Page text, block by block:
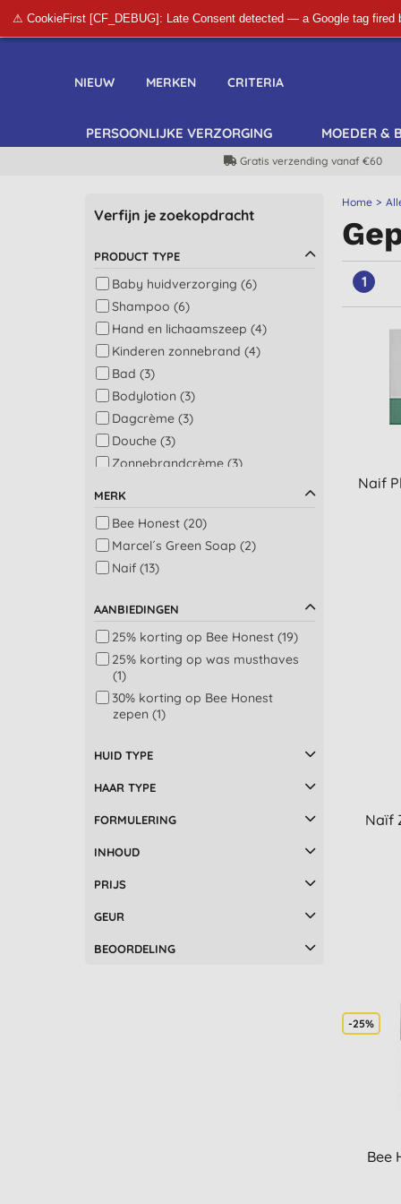
⚠ CookieFirst [CF_DEBUG]: Late Consent detected — a Google tag fired
NIEUW MERKEN CRITERIA
PERSOONLIJKE VERZORGING MOEDER &
Gratis verzending vanaf €60
Home
1
Naif
Naïf
-25%
Bee
Verfijn je zoekopdracht
PRODUCT TYPE
Baby huidverzorging (6)
Shampoo (6)
Hand en lichaamszeep (4)
Kinderen zonnebrand (4)
Bad (3)
Bodylotion (3)
Dagcrème (3)
Douche (3)
Zonnebrandcrème (3)
mondverzorging (2)
Conditioner (2)
Doekjes zonder plastic (2)
Aftersun (1)
Multi-taskers (1)
Vloeibaar wasmiddel (1)
Was (1)
Was – kleur (1)
Was – wit (1)
Zeep (1)
MERK
Bee Honest (20)
Marcel´s Green Soap (2)
Naif (13)
AANBIEDINGEN
25% korting op Bee Honest (19)
25% korting op was musthaves
(1)
30% korting op Bee Honest
zepen (1)
HUID TYPE
HAAR TYPE
FORMULERING
INHOUD
PRIJS
GEUR
BEOORDELING